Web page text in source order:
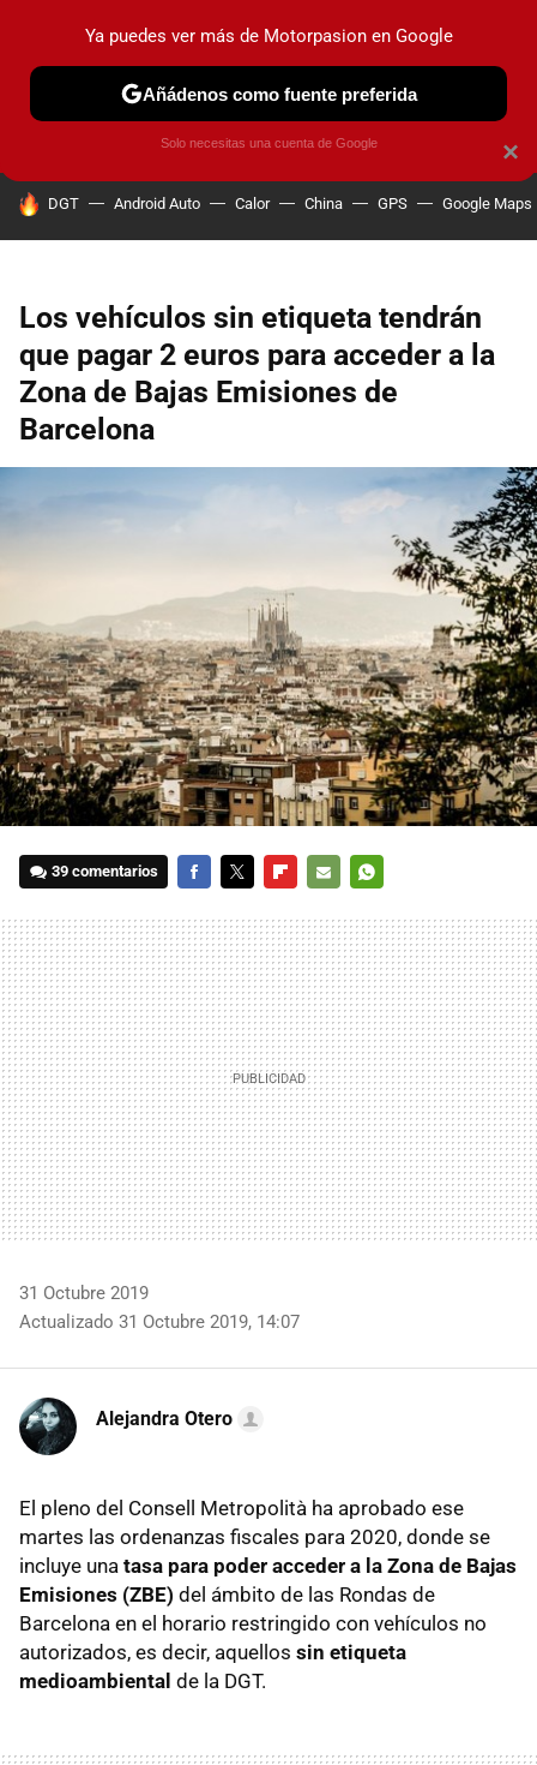
PRUEBAS COCHES ELÉCTRICOS OBSERVATORIO
HOY SE HABLA DE
DGT Android Auto Calor China GPS Google Maps
Los vehículos sin etiqueta tendrán
que pagar 2 euros para acceder a la
Zona de Bajas Emisiones de
Barcelona
39 comentarios
MAIL
31 Octubre 2019
Actualizado 31 Octubre 2019, 14:07
Alejandra Otero
El pleno del Consell Metropolità ha aprobado ese
martes las ordenanzas fiscales para 2020, donde se
incluye una tasa para poder acceder a la Zona de Bajas
Emisiones (ZBE) del ámbito de las Rondas de
Barcelona en el horario restringido con vehículos no
autorizados, es decir, aquellos sin etiqueta
medioambiental de la DGT.
×
Ya puedes ver más de Motorpasion en Google
Añádenos como fuente preferida
Solo necesitas una cuenta de Google